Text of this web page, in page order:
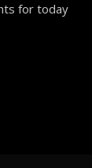
for today